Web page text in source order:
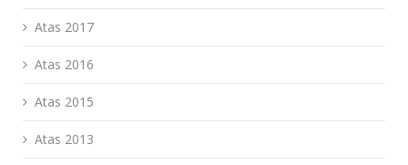
Atas 2017
Atas 2016
Atas 2015
Atas 2013